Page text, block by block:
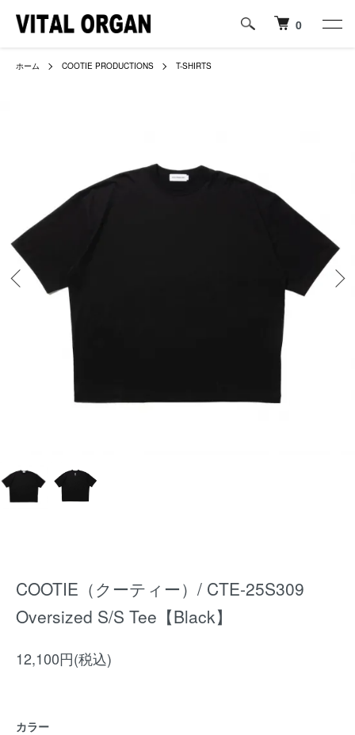
0
ホーム COOTIE PRODUCTIONS T-SHIRTS
COOTIE（クーティー）/ CTE-25S309
Oversized S/S Tee【Black】
12,100円(税込)
カラー